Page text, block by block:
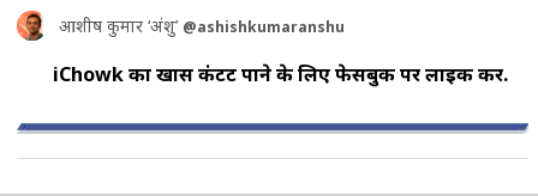
आशीष कुमार ‘अंशु’ @ashishkumaranshu
iChowk का खास कंटेंट पाने के लिए फेसबुक पर लाइक करें.